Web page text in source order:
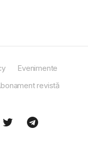
Evenimente
revistă